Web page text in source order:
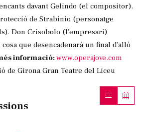
davant Gelindo (el compositor).
de Strabinio (personatge
Don Crisobolo (l’empresari)
que desencadenarà un final d’allò
informació:www.operajove.com
de Girona Gran Teatre del Liceu